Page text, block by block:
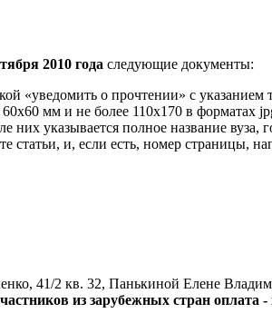
2010 года следующие документы:
«уведомить о прочтении» с указанием
мм и не более 110х170 в форматах
указывается полное название вуза,
статьи, и, если есть, номер страницы,
41/2 кв. 32, Панькиной Елене
из зарубежных стран оплата -